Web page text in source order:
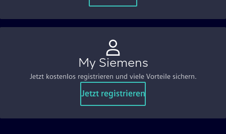
My Siemens
Jetzt kostenlos registrieren und viele Vorteile sichern.
Jetzt registrieren